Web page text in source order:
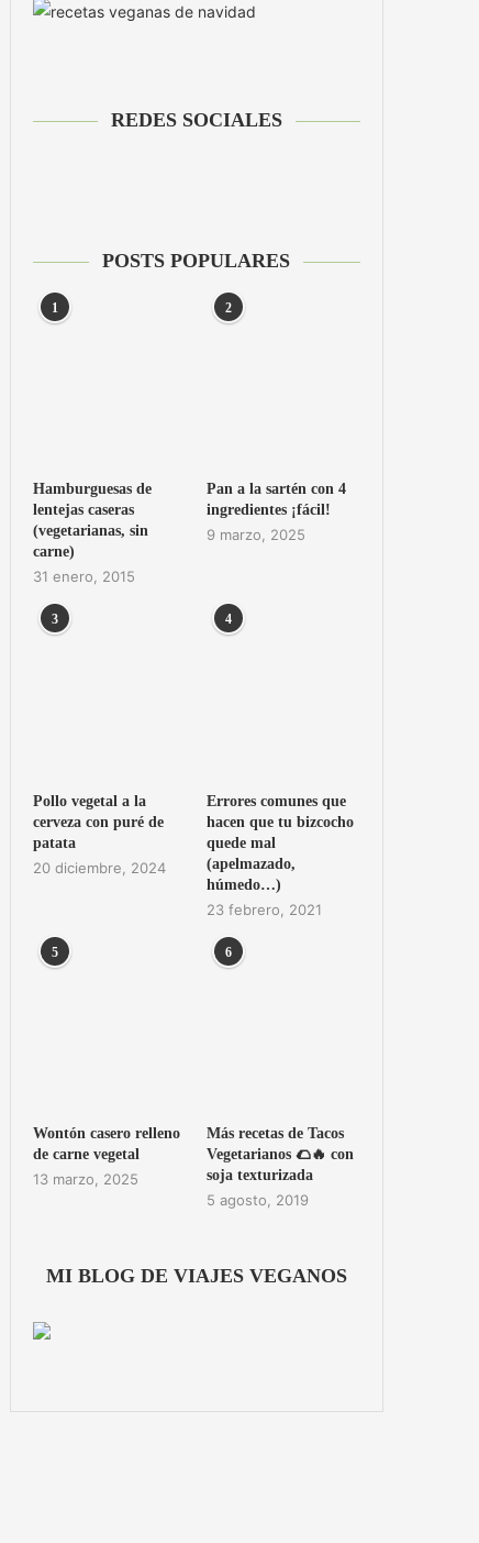
REDES SOCIALES
POSTS POPULARES
1
Hamburguesas de
lentejas caseras
(vegetarianas, sin
carne)
31 enero, 2015
2
Pan a la sartén con 4
ingredientes ¡fácil!
9 marzo, 2025
3
Pollo vegetal a la
cerveza con puré de
patata
20 diciembre, 2024
4
Errores comunes que
hacen que tu bizcocho
quede mal
(apelmazado,
húmedo…)
23 febrero, 2021
5
Wontón casero relleno
de carne vegetal
13 marzo, 2025
6
Más recetas de Tacos
Vegetarianos 🌮🔥 con
soja texturizada
5 agosto, 2019
MI BLOG DE VIAJES VEGANOS